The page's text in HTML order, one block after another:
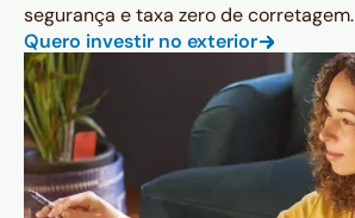
segurança e taxa zero de corretagem.
Quero investir no exterior